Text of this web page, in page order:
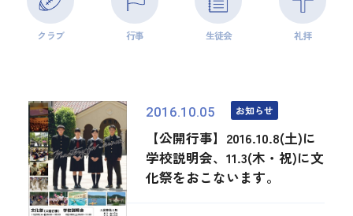
クラブ 行事 生徒会 礼拝
2016.10.05 お知らせ
【公開行事】2016.10.8(土)に
学校説明会、11.3(木・祝)に文
化祭をおこないます。